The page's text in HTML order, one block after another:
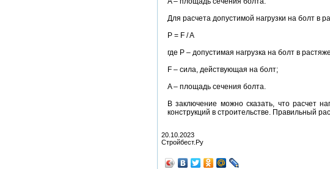
Для расчета допустимой нагрузки на болт
P = F / A
где P – допустимая нагрузка на болт в
F – сила, действующая на болт;
A – площадь сечения болта.
В заключение можно сказать, что расчет
конструкций в строительстве. Правильный
20.10.2023
Стройбест.Ру